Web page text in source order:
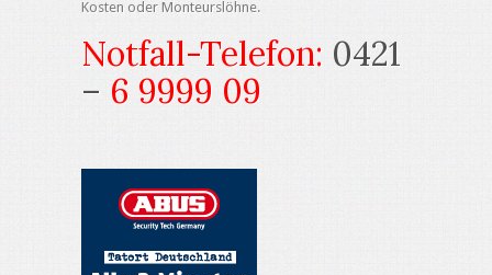
Kosten oder Monteurslöhne.
Notfall-Telefon: 0421
– 6 9999 09